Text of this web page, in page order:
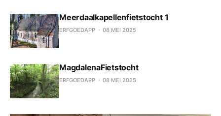
Meerdaalkapellenfietstocht 1
ERFGOEDAPP 08 MEI 2025
MagdalenaFietstocht
ERFGOEDAPP 08 MEI 2025